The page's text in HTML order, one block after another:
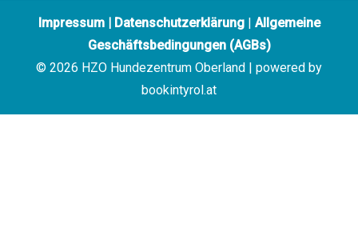
Impressum| Datenschutzerklärung| Allgemeine
Geschäftsbedingungen (AGBs)
© 2026 HZO Hundezentrum Oberland | powered by
bookintyrol.at